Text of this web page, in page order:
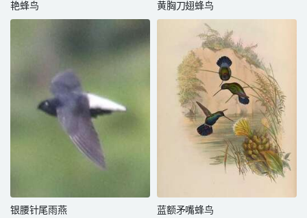
艳蜂鸟 黄胸刀翅蜂鸟
银腰针尾雨燕 蓝额矛嘴蜂鸟